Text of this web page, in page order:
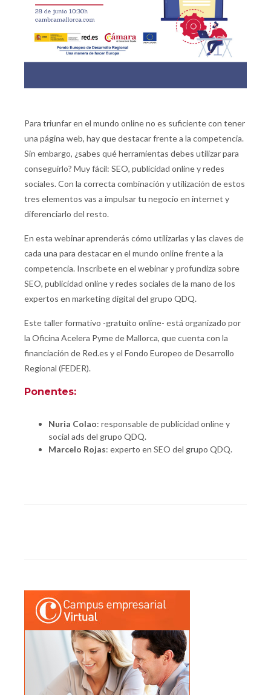
Para triunfar en el mundo online no es suficiente con tener
una página web, hay que destacar frente a la competencia.
Sin embargo, ¿sabes qué herramientas debes utilizar para
conseguirlo? Muy fácil: SEO, publicidad online y redes
sociales. Con la correcta combinación y utilización de estos
tres elementos vas a impulsar tu negocio en internet y
diferenciarlo del resto.
En esta webinar aprenderás cómo utilizarlas y las claves de
cada una para destacar en el mundo online frente a la
competencia. Inscríbete en el webinar y profundiza sobre
SEO, publicidad online y redes sociales de la mano de los
expertos en marketing digital del grupo QDQ.
Este taller formativo -gratuito online- está organizado por
la Oficina Acelera Pyme de Mallorca, que cuenta con la
financiación de Red.es y el Fondo Europeo de Desarrollo
Regional (FEDER).
Ponentes:
Nuria Colao: responsable de publicidad online y
social ads del grupo QDQ.
Marcelo Rojas: experto en SEO del grupo QDQ.